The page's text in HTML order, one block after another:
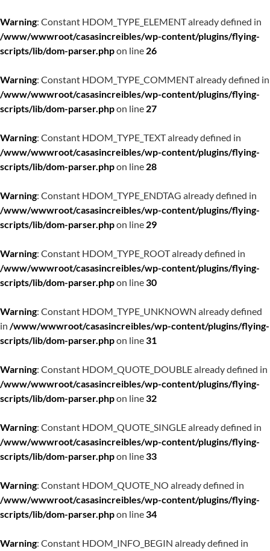
Warning: Constant HDOM_TYPE_ELEMENT already defined in
/www/wwwroot/casasincreibles/wp-content/plugins/flying-
scripts/lib/dom-parser.phpon line 26
Warning: Constant HDOM_TYPE_COMMENT already defined in
/www/wwwroot/casasincreibles/wp-content/plugins/flying-
scripts/lib/dom-parser.phpon line 27
Warning: Constant HDOM_TYPE_TEXT already defined in
/www/wwwroot/casasincreibles/wp-content/plugins/flying-
scripts/lib/dom-parser.phpon line 28
Warning: Constant HDOM_TYPE_ENDTAG already defined in
/www/wwwroot/casasincreibles/wp-content/plugins/flying-
scripts/lib/dom-parser.phpon line 29
Warning: Constant HDOM_TYPE_ROOT already defined in
/www/wwwroot/casasincreibles/wp-content/plugins/flying-
scripts/lib/dom-parser.phpon line30
Warning: Constant HDOM_TYPE_UNKNOWN already defined
in /www/wwwroot/casasincreibles/wp-content/plugins/flying-
scripts/lib/dom-parser.phpon line31
Warning: Constant HDOM_QUOTE_DOUBLE already defined in
/www/wwwroot/casasincreibles/wp-content/plugins/flying-
scripts/lib/dom-parser.phpon line32
Warning: Constant HDOM_QUOTE_SINGLE already defined in
/www/wwwroot/casasincreibles/wp-content/plugins/flying-
scripts/lib/dom-parser.phpon line33
Warning: Constant HDOM_QUOTE_NO already defined in
/www/wwwroot/casasincreibles/wp-content/plugins/flying-
scripts/lib/dom-parser.phpon line34
Warning: Constant HDOM_INFO_BEGIN already defined in